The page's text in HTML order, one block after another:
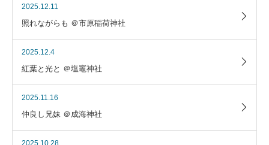
2025.12.11
照れながらも ＠市原稲荷神社
2025.12.4
紅葉と光と ＠塩竈神社
2025.11.16
仲良し兄妹 ＠成海神社
2025.10.28